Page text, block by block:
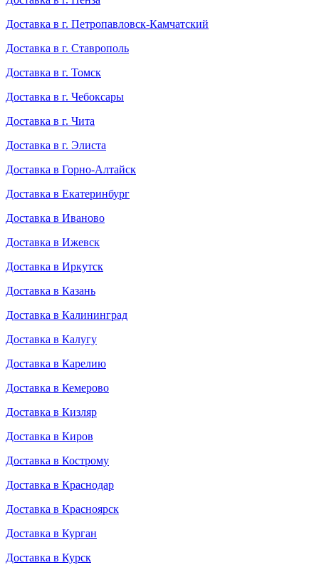
Доставка в г. Петропавловск-Камчатский
Доставка в г. Ставрополь
Доставка в г. Томск
Доставка в г. Чебоксары
Доставка в г. Чита
Доставка в г. Элиста
Доставка в Горно-Алтайск
Доставка в Екатеринбург
Доставка в Иваново
Доставка в Ижевск
Доставка в Иркутск
Доставка в Казань
Доставка в Калининград
Доставка в Калугу
Доставка в Карелию
Доставка в Кемерово
Доставка в Кизляр
Доставка в Киров
Доставка в Кострому
Доставка в Краснодар
Доставка в Красноярск
Доставка в Курган
Доставка в Курск